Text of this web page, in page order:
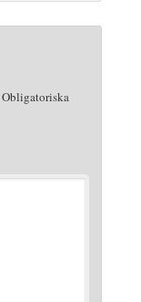
Obligatoriska